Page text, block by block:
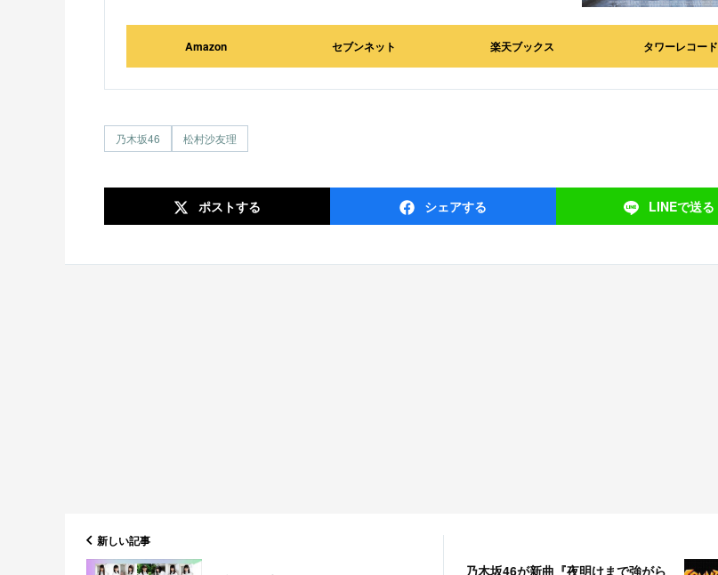
Amazon セブンネット 楽天ブックス タワーレコード
乃木坂46 松村沙友理
ポストする シェアする LINEで送る
新しい記事
乃木坂46が新曲『夜明けまで強がら